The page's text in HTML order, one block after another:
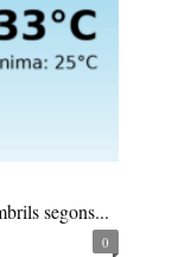
segons...
0